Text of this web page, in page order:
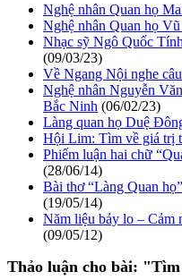
Nghệ nhân Quan họ
Nghệ nhân Quan họ
Nhạc sỹ Ngô Quốc
(09/03/23)
Về Ngang Nội nghe
Nghệ nhân Nguyễn
Bắc Ninh (06/02/23)
Làng quan họ Duệ
Hội Lim: Tìm về giá trị
Phiếm luận hai chữ
(28/06/14)
Bài thơ “Làng Quan
(19/05/14)
Năm liệu bảy lo – Cảm
(09/05/12)
Thảo luận cho bài: "Tìm